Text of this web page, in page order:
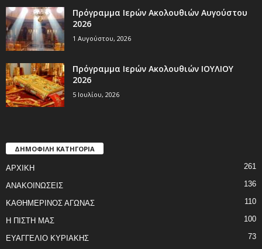
Πρόγραμμα Ιερών Ακολουθιών Αυγούστου
2026
1 Αυγούστου, 2026
Πρόγραμμα Ιερών Ακολουθιών ΙΟΥΛΙΟΥ
2026
5 Ιουλίου, 2026
ΔΗΜΟΦΙΛΗ ΚΑΤΗΓΟΡΙΑ
ΑΡΧΙΚΗ 261
ΑΝΑΚΟΙΝΩΣΕΙΣ 136
ΚΑΘΗΜΕΡΙΝΟΣ ΑΓΩΝΑΣ 110
Η ΠΙΣΤΗ ΜΑΣ 100
ΕΥΑΓΓΕΛΙΟ ΚΥΡΙΑΚΗΣ 73